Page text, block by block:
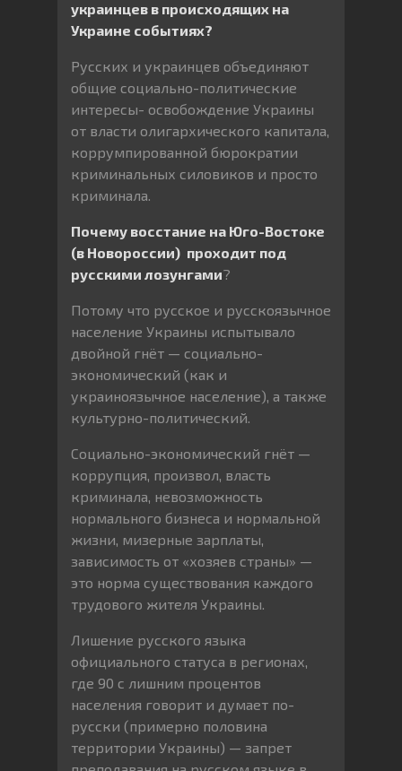
украинцев в происходящих на
Украине событиях?
Русских и украинцев объединяют
общие социально-политические
интересы- освобождение Украины
от власти олигархического капитала,
коррумпированной бюрократии
криминальных силовиков и просто
криминала.
Почему восстание на Юго-Востоке
(в Новороссии) проходит под
русскими лозунгами?
Потому что русское и русскоязычное
население Украины испытывало
двойной гнёт — социально-
экономический (как и
украиноязычное население), а также
культурно-политический.
Социально-экономический гнёт —
коррупция, произвол, власть
криминала, невозможность
нормального бизнеса и нормальной
жизни, мизерные зарплаты,
зависимость от «хозяев страны» —
это норма существования каждого
трудового жителя Украины.
Лишение русского языка
официального статуса в регионах,
где 90 с лишним процентов
населения говорит и думает по-
русски (примерно половина
территории Украины) — запрет